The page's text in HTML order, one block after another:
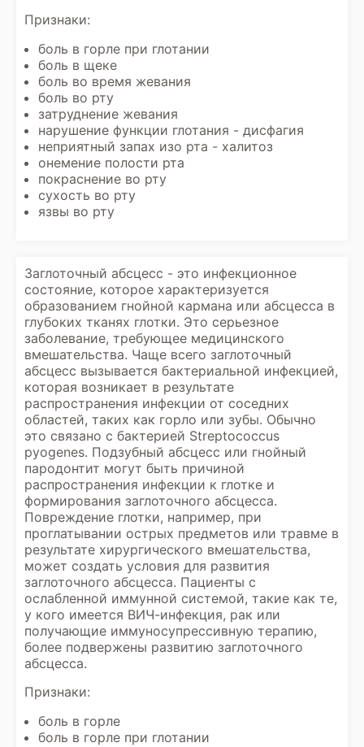
Признаки:
боль в горле при глотании
боль в щеке
боль во время жевания
боль во рту
затруднение жевания
нарушение функции глотания - дисфагия
неприятный запах изо рта - халитоз
онемение полости рта
покраснение во рту
сухость во рту
язвы во рту
Заглоточный абсцесс - это инфекционное
состояние, которое характеризуется
образованием гнойной кармана или абсцесса в
глубоких тканях глотки. Это серьезное
заболевание, требующее медицинского
вмешательства. Чаще всего заглоточный
абсцесс вызывается бактериальной инфекцией,
которая возникает в результате
распространения инфекции от соседних
областей, таких как горло или зубы. Обычно
это связано с бактерией Streptococcus
pyogenes. Подзубный абсцесс или гнойный
пародонтит могут быть причиной
распространения инфекции к глотке и
формирования заглоточного абсцесса.
Повреждение глотки, например, при
проглатывании острых предметов или травме в
результате хирургического вмешательства,
может создать условия для развития
заглоточного абсцесса. Пациенты с
ослабленной иммунной системой, такие как те,
у кого имеется ВИЧ-инфекция, рак или
получающие иммуносупрессивную терапию,
более подвержены развитию заглоточного
абсцесса.
Признаки:
боль в горле
боль в горле при глотании